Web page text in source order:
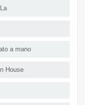
a mano
House